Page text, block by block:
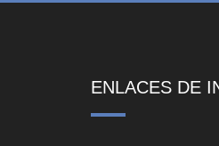
ENLACES DE